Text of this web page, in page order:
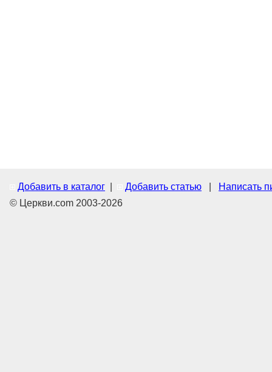
Добавить в каталог Добавить статью
Написать
© Церкви.com 2003-2026